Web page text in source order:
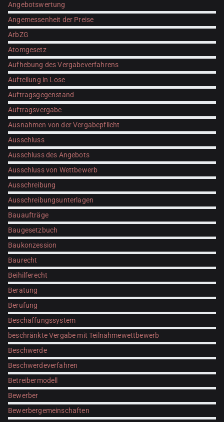
Angebotswertung
Angemessenheit der Preise
ArbZG
Atomgesetz
Aufhebung des Vergabeverfahrens
Aufteilung in Lose
Auftragsgegenstand
Auftragsvergabe
Ausnahmen von der Vergabepflicht
Ausschluss
Ausschluss des Angebots
Ausschluss von Wettbewerb
Ausschreibung
Ausschreibungsunterlagen
Bauaufträge
Baugesetzbuch
Baukonzession
Baurecht
Beihilferecht
Beratung
Berufung
Beschaffungssystem
beschränkte Vergabe mit Teilnahmewettbewerb
Beschwerde
Beschwerdeverfahren
Betreibermodell
Bewerber
Bewerbergemeinschaften